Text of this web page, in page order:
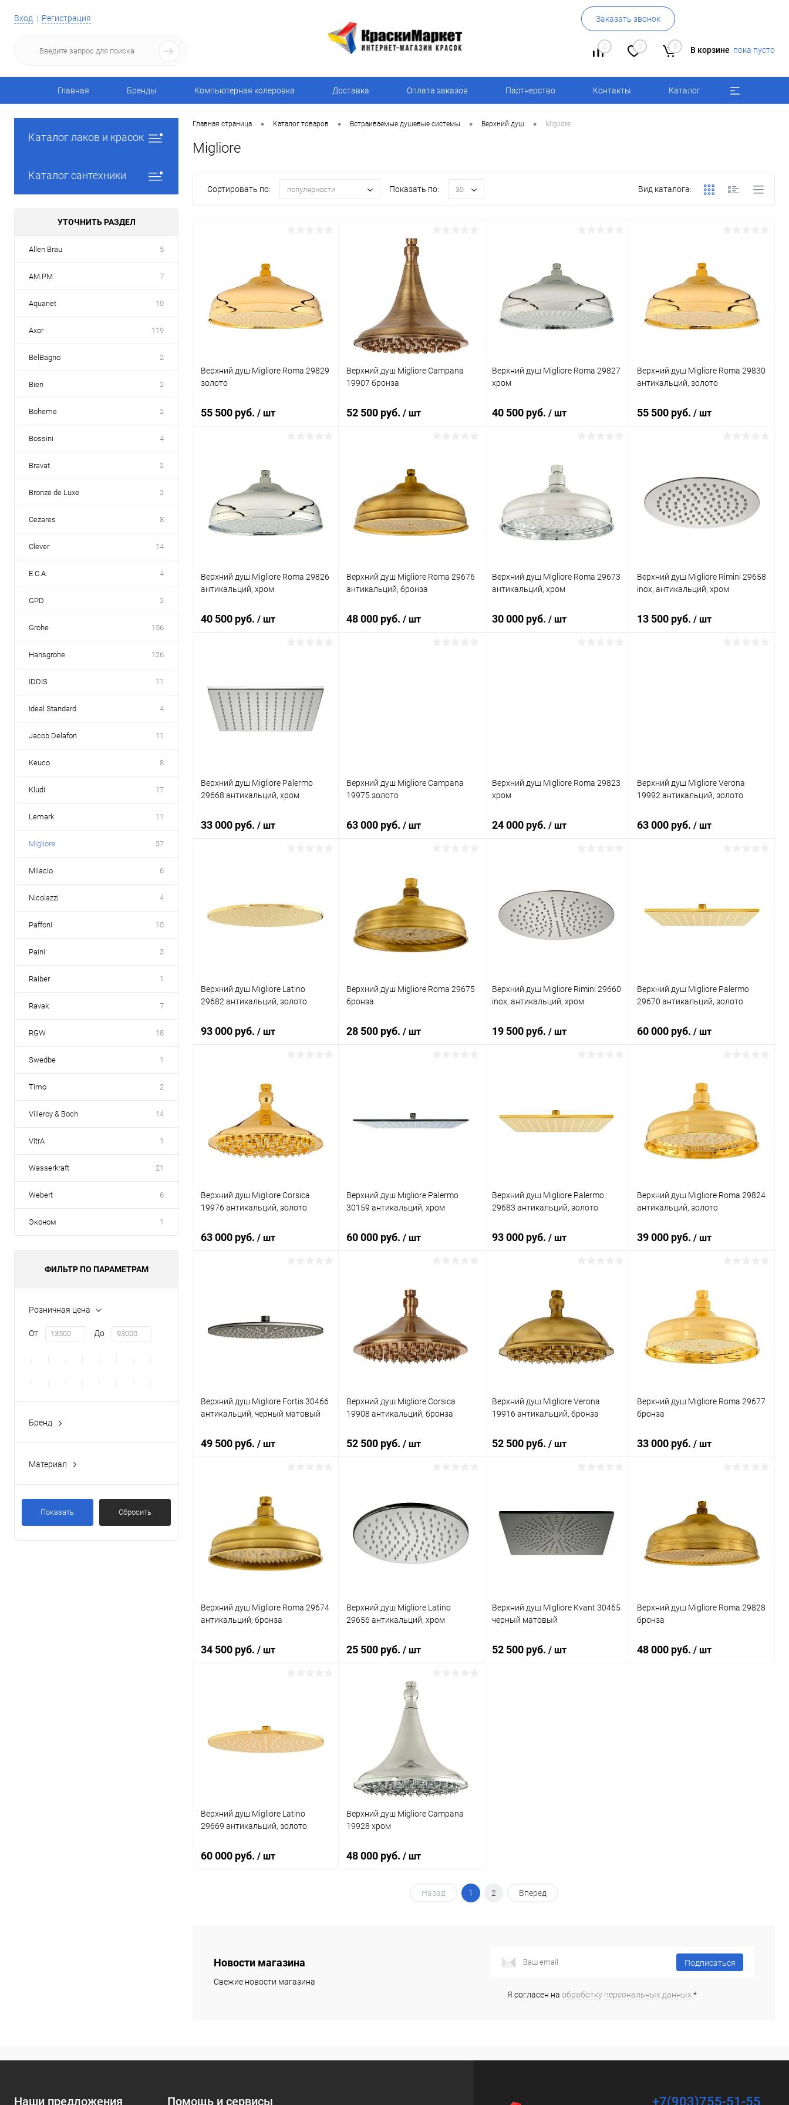
Вход Регистрация Заказать звонок
0 0 0 В корзине пока пусто
Главная Бренды Компьютерная колеровка Доставка Оплата заказов Партнерство Контакты Каталог
Каталог лаков и красок
Каталог сантехники
УТОЧНИТЬ РАЗДЕЛ
Allen Brau 5
AM.PM 7
Aquanet 10
Axor 119
BelBagno 2
Bien 2
Boheme 2
Bossini 4
Bravat 2
Bronze de Luxe 2
Cezares 8
Clever 14
E.C.A. 4
GPD 2
Grohe 156
Hansgrohe 126
IDDIS 11
Ideal Standard 4
Jacob Delafon 11
Keuco 8
Kludi 17
Lemark 11
Migliore 37
Milacio 6
Nicolazzi 4
Paffoni 10
Paini 3
Raiber 1
Ravak 7
RGW 18
Swedbe 1
Timo 2
Villeroy & Boch 14
VitrA 1
Wasserkraft 21
Webert 6
Эконом 1
ФИЛЬТР ПО ПАРАМЕТРАМ
Розничная цена
От До
Бренд
Материал
Показать Сбросить
Главная страница • Каталог товаров • Встраиваемые душевые системы • Верхний душ • Migliore
Migliore
Сортировать по: популярности Показать по: 30 Вид каталога:
Верхний душ Migliore Roma 29829
золото
55 500 руб. / шт
Купить в 1 клик Сравнение
В избранное Под заказ
Верхний душ Migliore Campana
19907 бронза
52 500 руб. / шт
Купить в 1 клик Сравнение
В избранное Под заказ
Верхний душ Migliore Roma 29827
хром
40 500 руб. / шт
Купить в 1 клик Сравнение
В избранное Под заказ
Верхний душ Migliore Roma 29830
антикальций, золото
55 500 руб./ шт
Купить в 1 клик Сравнение
В избранное Под заказ
Верхний душ Migliore Roma 29826
антикальций, хром
40 500 руб. / шт
Купить в 1 клик Сравнение
В избранное Под заказ
Верхний душ Migliore Roma 29676
антикальций, бронза
48 000 руб. / шт
Верхний душ Migliore Roma 29673
антикальций, хром
30 000 руб. / шт
Верхний душ Migliore Rimini 29658
inox, антикальций, хром
13 500 руб./ шт
Верхний душ Migliore Palermo
29668 антикальций, хром
33 000 руб. / шт
Купить в 1 клик Сравнение
В избранное Под заказ
Верхний душ Migliore Campana
19975 золото
63 000 руб. / шт
Купить в 1 клик Сравнение
В избранное Под заказ
Верхний душ Migliore Roma 29823
хром
24 000 руб. / шт
Купить в 1 клик Сравнение
В избранное Под заказ
Верхний душ Migliore Verona
19992 антикальций, золото
63 000 руб./ шт
Купить в 1 клик
В избранное Под заказ
Верхний душ Migliore Latino
29682 антикальций, золото
93 000 руб. / шт
Купить в 1 клик
В избранное Под заказ
Верхний душ Migliore Roma 29675
бронза
28 500 руб. / шт
Купить в 1 клик
В избранное Под заказ
Верхний душ Migliore Rimini 29660
inox, антикальций, хром
19 500 руб. / шт
Купить в 1 клик
В избранное Под заказ
Верхний душ Migliore Palermo
29670 антикальций, золото
60 000 руб./ шт
В корзину
Купить в 1 клик Сравнение
В избранное Под заказ
Верхний душ Migliore Corsica
19976 антикальций, золото
63 000 руб. / шт
Купить в 1 клик
В избранное Под заказ
Верхний душ Migliore Palermo
30159 антикальций, хром
60 000 руб. / шт
Купить в 1 клик
В избранное Под заказ
Верхний душ Migliore Palermo
29683 антикальций, золото
93 000 руб. / шт
Купить в 1 клик Сравнение
В избранное Под заказ
Верхний душ Migliore Roma 29824
антикальций, золото
39 000 руб./ шт
Купить в 1 клик Сравнение
В избранное Под заказ
Верхний душ Migliore Fortis 30466
антикальций, черный матовый
49 500 руб. / шт
Купить в 1 клик
В избранное Под заказ
Верхний душ Migliore Corsica
19908 антикальций, бронза
52 500 руб. / шт
Купить в 1 клик Сравнение
В избранное Под заказ
Верхний душ Migliore Verona
19916 антикальций, бронза
52 500 руб. / шт
Купить в 1 клик Сравнение
В избранное Под заказ
Верхний душ Migliore Roma 29677
бронза
33 000 руб./ шт
Купить в 1 клик Сравнение
В избранное Под заказ
Верхний душ Migliore Roma 29674
антикальций, бронза
34 500 руб. / шт
Купить в 1 клик Сравнение
В избранное Под заказ
Верхний душ Migliore Latino
29656 антикальций, хром
25 500 руб. / шт
В корзину
Купить в 1 клик
В избранное
Верхний душ Migliore Kvant 30465
черный матовый
52 500 руб. / шт
Верхний душ Migliore Roma 29828
бронза
48 000 руб./ шт
Верхний душ Migliore Latino
29669 антикальций, золото
60 000 руб. / шт
Верхний душ Migliore Campana
19928 хром
48 000 руб. / шт
Назад 1 2 Вперед
Новости магазина
Свежие новости магазина
Подписаться
Я согласен на обработку персональных данных. *
Наши предложения Помощь и сервисы +7(903)755-51-55